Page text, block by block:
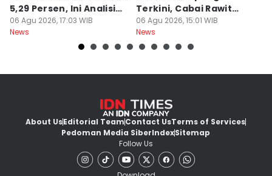
5,29 Persen, Ini Analisis
BI
06 Agu 2026, 17:03 WIB
News
Terkini, Cabai Rawit
Naik?
06 Agu 2026, 15:01 WIB
News
About UsEditorial TeamContact UsTerms of Services
Pedoman Media SiberIndexSitemap
Follow Us